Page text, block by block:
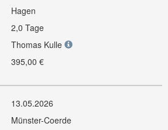
Hagen
2,0 Tage
Thomas Kulle
395,00 €
13.05.2026
Münster-Coerde